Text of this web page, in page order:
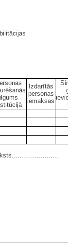
ilgums
Izdarītās
personas
iemaksas